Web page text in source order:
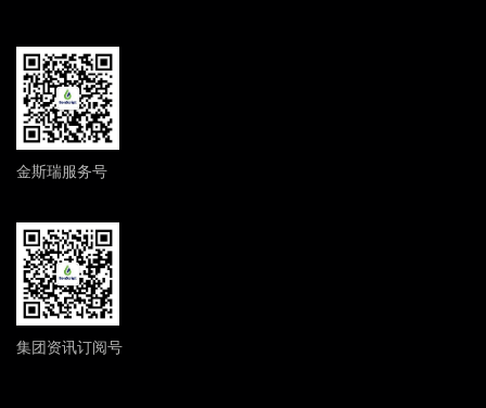
金斯瑞服务号
集团资讯订阅号